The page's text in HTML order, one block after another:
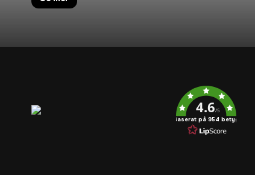
4.6/5
Baserat på 954 betyg